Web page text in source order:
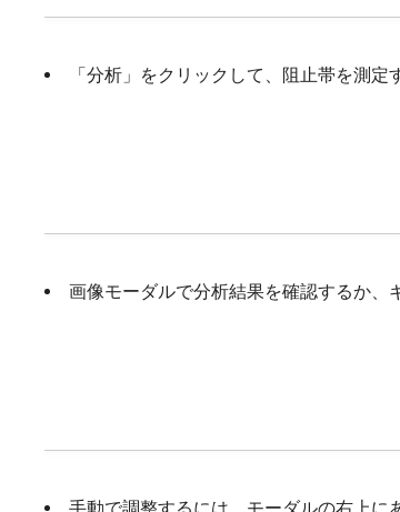
「分析」をクリックして、阻止帯を測定
画像モーダルで分析結果を確認するか、